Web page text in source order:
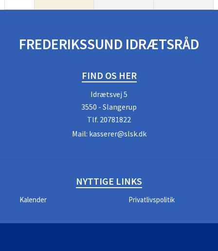
FREDERIKSSUND IDRÆTSRÅD
FIND OS HER
Idrætsvej 5
3550 - Slangerup
Tlf. 20781822
Mail: kasserer@slsk.dk
NYTTIGE LINKS
Kalender Privatlivspolitik